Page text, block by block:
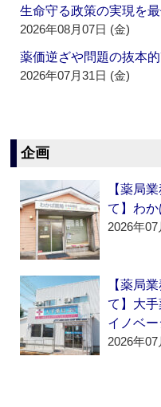
生命守る政策の実現を
2026年08月07日 (金)
薬価逆ざや問題の抜本
2026年07月31日 (金)
企画
【薬局
て】わか
2026年
【薬局
て】大
イノベー
2026年